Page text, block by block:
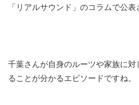
「リアルサウンド」のコラムで公表
千葉さんが自身のルーツや家族に対
ることが分かるエピソードですね。